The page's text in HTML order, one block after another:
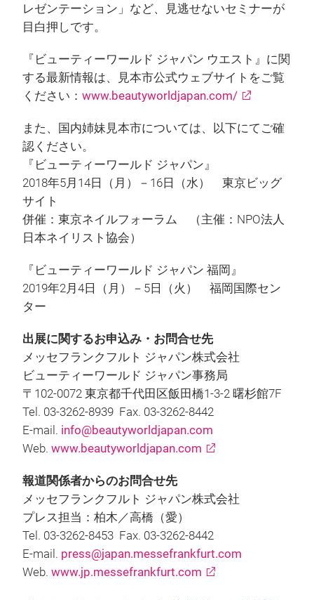
レゼンテーション」など、見逃せないセミナーが
目白押しです。
『ビューティーワールド ジャパン ウエスト』に関
する最新情報は、見本市公式ウェブサイトをご覧
ください： www.beautyworldjapan.com/
また、国内姉妹見本市については、以下にてご確
認ください。
『ビューティーワールド ジャパン』
2018年5月14日（月）－16日（水） 東京ビッグ
サイト
併催：東京ネイルフォーラム （主催：NPO法人
日本ネイリスト協会）
『ビューティーワールド ジャパン 福岡』
2019年2月4日（月）－5日（火） 福岡国際セン
ター
出展に関するお申込み・お問合せ先
メッセフランクフルト ジャパン株式会社
ビューティーワールド ジャパン事務局
〒102-0072 東京都千代田区飯田橋1-3-2 曙杉館7F
Tel. 03-3262-8939 Fax. 03-3262-8442
E-mail. info@beautyworldjapan.com
Web. www.beautyworldjapan.com
報道関係者からのお問合せ先
メッセフランクフルト ジャパン株式会社
プレス担当：柏木／高橋（愛）
Tel. 03-3262-8453 Fax. 03-3262-8442
E-mail. press@japan.messefrankfurt.com
Web. www.jp.messefrankfurt.com